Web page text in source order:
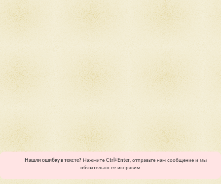
Нашли ошибку в тексте?Нажмите Ctrl+Enter, отправьте нам сообщение и мы
обязательно ее исправим.